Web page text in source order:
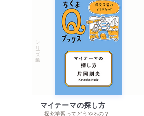
シリーズ・全集
マイテーマの探し方
─探究学習ってどうやるの？